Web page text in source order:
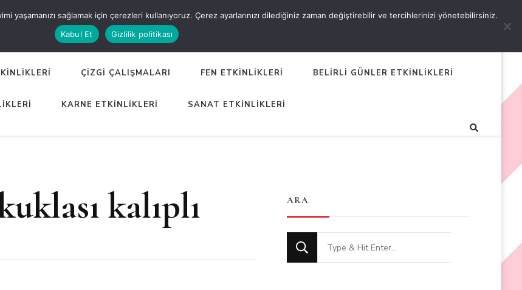
ÇİZGİ ÇALIŞMALARI FEN ETKİNLİKLERİ BELİRLİ GÜNLER ETKİNLİKLERİ
KARNE ETKİNLİKLERİ SANAT ETKİNLİKLERİ
kalıplı ARA
Looking
for
sağlamak için çerezleri kullanıyoruz. Çerez ayarlarınızı dilediğiniz zaman değiştirebilir ve tercihlerinizi yönetebilirsiniz.
Kabul Et
Gizlilik politikası